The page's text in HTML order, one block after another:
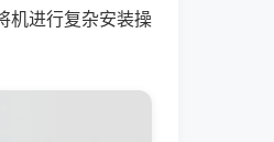
机进行复杂安装操